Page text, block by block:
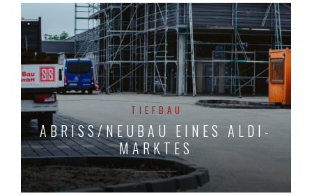
TIEFBAU
ABRISS/NEUBAU EINES ALDI-
MARKTES